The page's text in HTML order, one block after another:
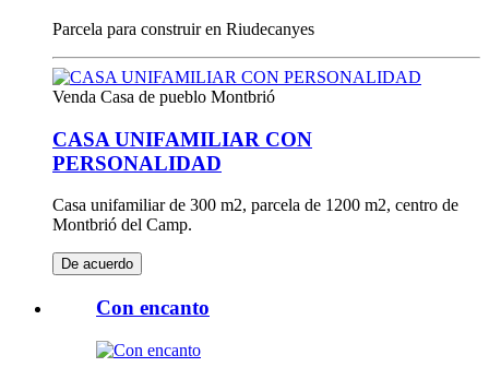
Parcela para construir en Riudecanyes
Venda Casa de pueblo Montbrió
CASA UNIFAMILIAR CON
PERSONALIDAD
Casa unifamiliar de 300 m2, parcela de 1200 m2, centro de
Montbrió del Camp.
De acuerdo
Con encanto